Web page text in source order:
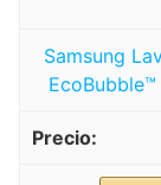
Samsung